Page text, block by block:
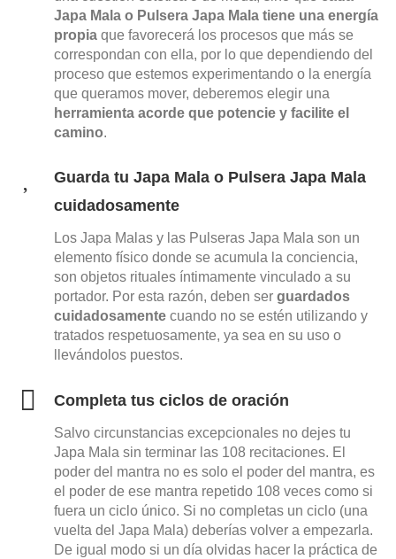
Japa Mala o Pulsera Japa Mala tiene una energía
propia que favorecerá los procesos que más se
correspondan con ella, por lo que dependiendo del
proceso que estemos experimentando o la energía
que queramos mover, deberemos elegir una
herramienta acorde que potencie y facilite el
camino.
Guarda tu Japa Mala o Pulsera Japa Mala
cuidadosamente
Los Japa Malas y las Pulseras Japa Mala son un
elemento físico donde se acumula la conciencia,
son objetos rituales íntimamente vinculado a su
portador. Por esta razón, deben ser guardados
cuidadosamente cuando no se estén utilizando y
tratados respetuosamente, ya sea en su uso o
llevándolos puestos.
Completa tus ciclos de oración
Salvo circunstancias excepcionales no dejes tu
Japa Mala sin terminar las 108 recitaciones. El
poder del mantra no es solo el poder del mantra, es
el poder de ese mantra repetido 108 veces como si
fuera un ciclo único. Si no completas un ciclo (una
vuelta del Japa Mala) deberías volver a empezarla.
De igual modo si un día olvidas hacer la práctica de